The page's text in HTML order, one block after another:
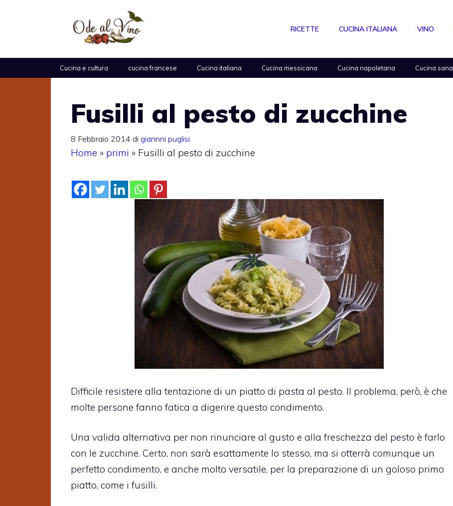
RICETTE CUCINA ITALIANA VINO
Cucina e cultura cucina francese Cucina italiana Cucina messicana Cucina napoletana Cucina sana
Fusilli al pesto di zucchine
8 Febbraio 2014 di giannni puglisi
Home » primi » Fusilli al pesto di zucchine
Difficile resistere alla tentazione di un piatto di pasta al pesto. Il problema, però, è che
molte persone fanno fatica a digerire questo condimento.
Una valida alternativa per non rinunciare al gusto e alla freschezza del pesto è farlo
con le zucchine. Certo, non sarà esattamente lo stesso, ma si otterrà comunque un
perfetto condimento, e anche molto versatile, per la preparazione di un goloso primo
piatto, come i fusilli.